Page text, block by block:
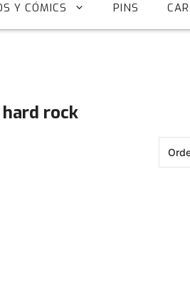
Y CÓMICS PINS
hard rock